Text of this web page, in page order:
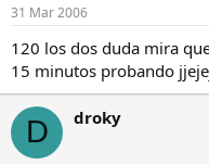
31 Mar 2006
120 los dos duda mira
15 minutos probando
D droky